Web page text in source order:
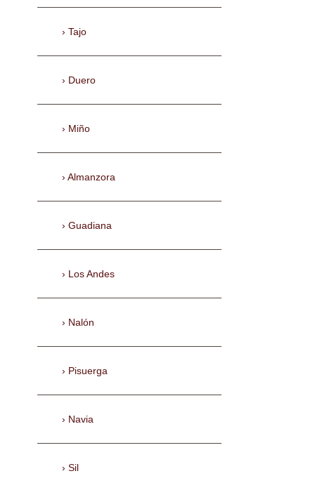
Tajo
Duero
Miño
Almanzora
Guadiana
Los Andes
Nalón
Pisuerga
Navia
Sil